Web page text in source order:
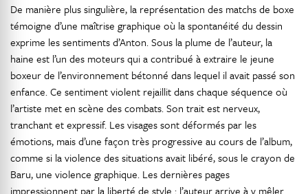
De manière plus singulière, la représentation des matchs de boxe
témoigne d’une maîtrise graphique où la spontanéité du dessin
exprime les sentiments d’Anton. Sous la plume de l’auteur, la
haine est l’un des moteurs qui a contribué à extraire le jeune
boxeur de l’environnement bétonné dans lequel il avait passé son
enfance. Ce sentiment violent rejaillit dans chaque séquence où
l’artiste met en scène des combats. Son trait est nerveux,
tranchant et expressif. Les visages sont déformés par les
émotions, mais d’une façon très progressive au cours de l’album,
comme si la violence des situations avait libéré, sous le crayon de
Baru, une violence graphique. Les dernières pages
impressionnent par la liberté de style : l’auteur arrive à y mêler